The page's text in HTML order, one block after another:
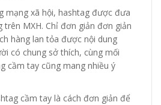
mạng xã hội, hashtag được đưa
trên MXH. Chỉ đơn giản đơn giản
hàng lan tỏa được nội dung
có chung sở thích, cùng mối
cầm tay cũng mang nhiều ý
cầm tay là cách đơn giản để